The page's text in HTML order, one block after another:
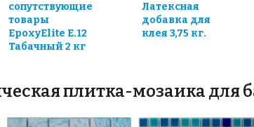
сопутствующие
товары
EpoxyElite E.12
Табачный 2 кг
Латексная
добавка для
клея 3,75 кг.
плитка-мозаика для